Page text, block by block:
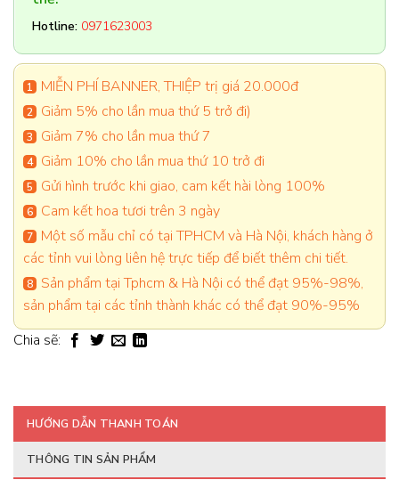
Hotline: 0971623003
MIỄN PHÍ BANNER, THIỆP trị giá 20.000đ
Giảm 5% cho lần mua thứ 5 trở đi)
Giảm 7% cho lần mua thứ 7
Giảm 10% cho lần mua thứ 10 trở đi
Gửi hình trước khi giao, cam kết hài lòng 100%
Cam kết hoa tươi trên 3 ngày
Một số mẫu chỉ có tại TPHCM và Hà Nội, khách hàng ở
các tỉnh vui lòng liên hệ trực tiếp để biết thêm chi tiết.
Sản phẩm tại Tphcm & Hà Nội có thể đạt 95%-98%,
sản phẩm tại các tỉnh thành khác có thể đạt 90%-95%
Chia sẽ:
HƯỚNG DẪN THANH TOÁN
THÔNG TIN SẢN PHẨM